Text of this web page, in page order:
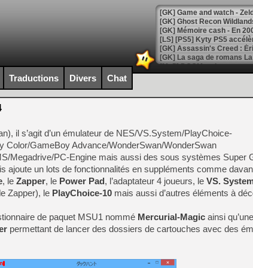
[Mo5] DOOM arrive en
[GK] Bethesda fête les 30
[GK] Roblox : l'action en
[GK] Agenda - GeForce
[GK] Devolver Digital en a
[LS] [PS5] ps5-y2jb-
[GK] Pourquoi Marvel
[GK] Test : Restory : Chill
[GK] GTA 6 : Rockstar
[GK] Hot Wheels Infinite
[GK] Mémoire cash -
[GK] Résultats Nintendo :
[GK] Déjà des
[Mo5] Brickboy cherche à
[GK] Minecraft et ses «
Traductions Divers Chat
il s’agit d’un émulateur de NES/VS.System/PlayChoice-
Color/GameBoy Advance/WonderSwan/WonderSwan
Megadrive/PC-Engine mais aussi des sous systèmes Super
ajoute un lots de fonctionnalités en suppléments comme
, le Zapper, le Power Pad, l’adaptateur 4 joueurs, le VS.
Zapper), le PlayChoice-10 mais aussi d’autres éléments à
de paquet MSU1 nommé Mercurial-Magic ainsi
permettant de lancer des dossiers de cartouches avec des